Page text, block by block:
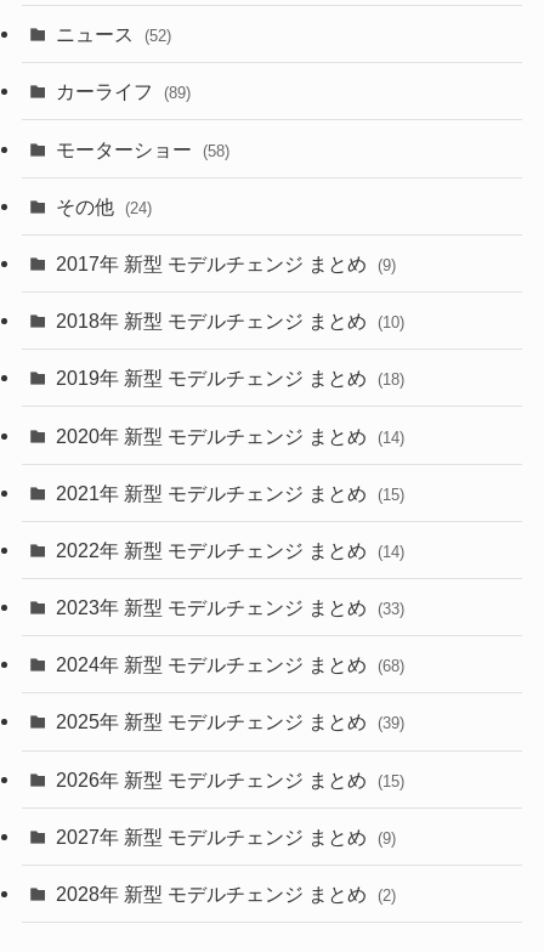
(43)
(6)
(9)
(30)
(27)
(28)
(27)
(26)
(10)
(35)
(10)
(9)
(22)
(4)
(9)
(4)
(1)
ニュース (52)
カーライフ (89)
モーターショー (58)
その他 (24)
2017年 新型 モデルチェンジ まとめ (9)
2018年 新型 モデルチェンジ まとめ (10)
2019年 新型 モデルチェンジ まとめ (18)
2020年 新型 モデルチェンジ まとめ (14)
2021年 新型 モデルチェンジ まとめ (15)
2022年 新型 モデルチェンジ まとめ (14)
2023年 新型 モデルチェンジ まとめ (33)
2024年 新型 モデルチェンジ まとめ (68)
2025年 新型 モデルチェンジ まとめ (39)
2026年 新型 モデルチェンジ まとめ (15)
2027年 新型 モデルチェンジ まとめ (9)
2028年 新型 モデルチェンジ まとめ (2)